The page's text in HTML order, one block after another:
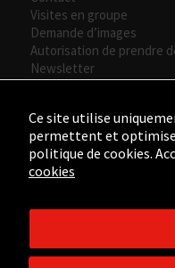
Visites en groupe
Demande d’images
Autorisation de prendre
Newsletter
©2015 - ©2026 Fundación
Ce site utilise
permettent et
politique de cookies.
cookies